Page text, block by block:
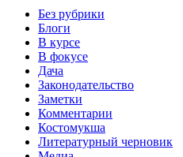
Без рубрики
Блоги
В курсе
В фокусе
Дача
Законодательство
Заметки
Комментарии
Костомукша
Литературный черновик